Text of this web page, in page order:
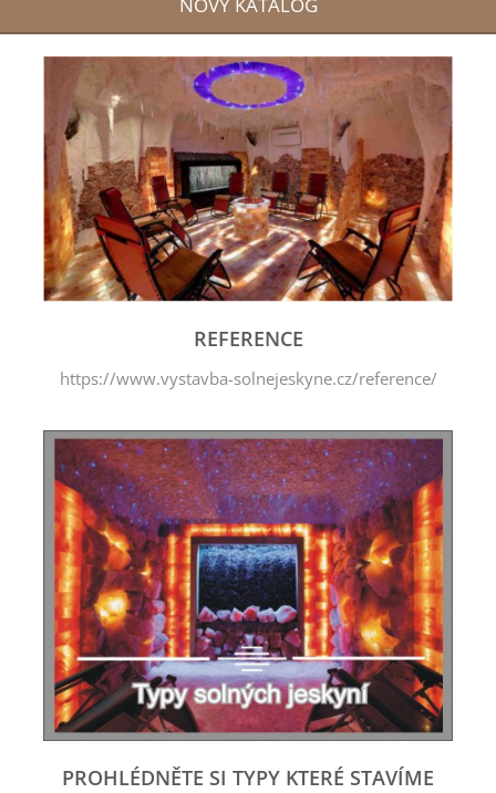
REFERENCE
https://www.vystavba-solnejeskyne.cz/reference/
PROHLÉDNĚTE SI TYPY KTERÉ STAVÍME